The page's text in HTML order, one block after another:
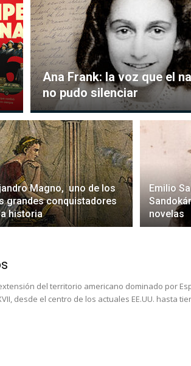
Ana Frank: la voz que el
no pudo silenciar
Magno, uno de los
grandes conquistadores
historia
Emilio
novelas
del territorio americano dominado por
desde el centro de los actuales EE.UU. hasta